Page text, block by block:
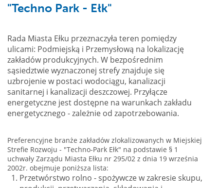
"Techno Park - Ełk"
Rada Miasta Ełku przeznaczyła teren pomiędzy
ulicami: Podmiejską i Przemysłową na lokalizację
zakładów produkcyjnych. W bezpośrednim
sąsiedztwie wyznaczonej strefy znajduje się
uzbrojenie w postaci wodociągu, kanalizacji
sanitarnej i kanalizacji deszczowej. Przyłącze
energetyczne jest dostępne na warunkach zakładu
energetycznego - zależnie od zapotrzebowania.
Preferencyjne branże zakładów zlokalizowanych w Miejskiej
Strefie Rozwoju - "Techno-Park Ełk" na podstawie § 1
uchwały Zarządu Miasta Ełku nr 295/02 z dnia 19 września
2002r. obejmuje poniższa lista:
Przetwórstwo rolno - spożywcze w zakresie skupu,